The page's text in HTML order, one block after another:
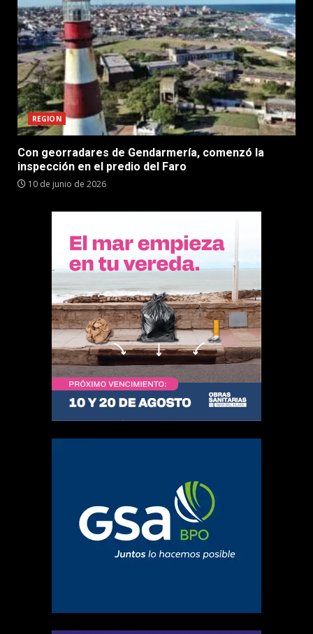
REGION
Con georradares de Gendarmería, comenzó la
inspección en el predio del Faro
10 de junio de 2026